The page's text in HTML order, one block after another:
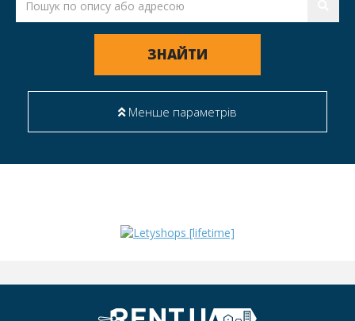
ЗНАЙТИ
Менше параметрів